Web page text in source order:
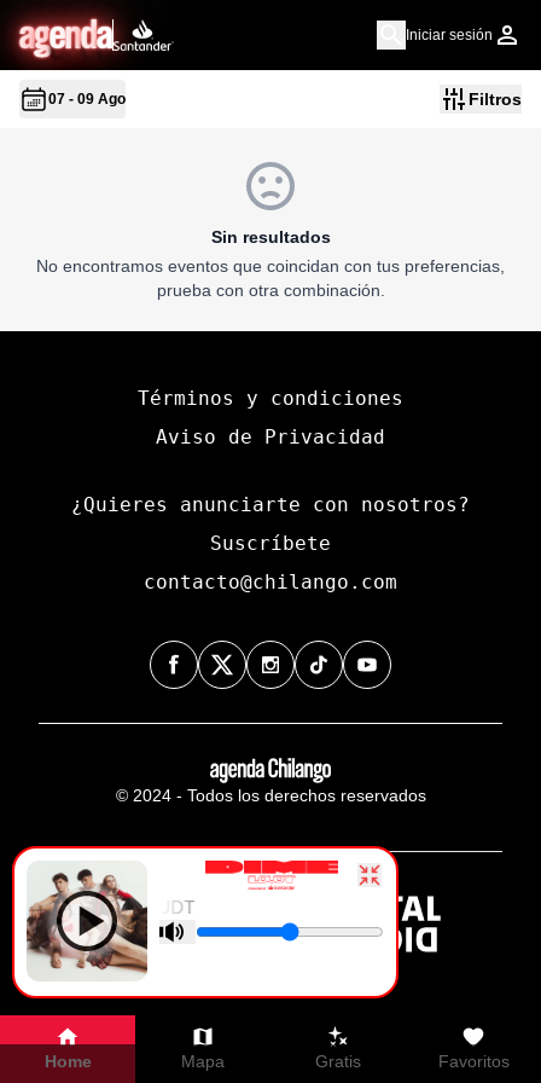
agenda Iniciar sesión
07 - 09 Ago Filtros
Sin resultados
No encontramos eventos que coincidan con tus preferencias,
prueba con otra combinación.
Términos y condiciones
Aviso de Privacidad
¿Quieres anunciarte con nosotros?
Suscríbete
contacto@chilango.com
© 2024 - Todos los derechos reservados
Home Mapa Gratis Favoritos
DIME - LOUDT